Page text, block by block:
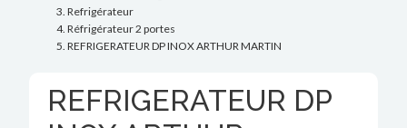
Refrigérateur
Réfrigérateur 2 portes
REFRIGERATEUR DP INOX ARTHUR MARTIN
REFRIGERATEUR DP